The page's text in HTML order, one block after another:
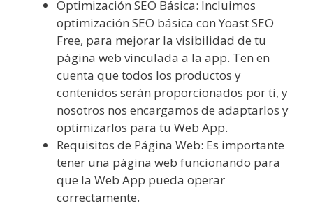
Optimización SEO Básica: Incluimos
optimización SEO básica con Yoast SEO
Free, para mejorar la visibilidad de tu
página web vinculada a la app. Ten en
cuenta que todos los productos y
contenidos serán proporcionados por ti, y
nosotros nos encargamos de adaptarlos y
optimizarlos para tu Web App.
Requisitos de Página Web: Es importante
tener una página web funcionando para
que la Web App pueda operar
correctamente.